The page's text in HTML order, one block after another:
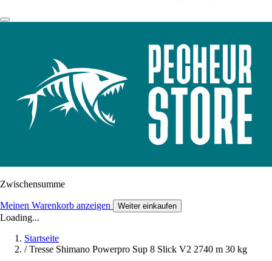
Zwischensumme
Meinen Warenkorb anzeigen Weiter einkaufen
Loading...
Startseite
/ Tresse Shimano Powerpro Sup 8 Slick V2 2740 m 30 kg